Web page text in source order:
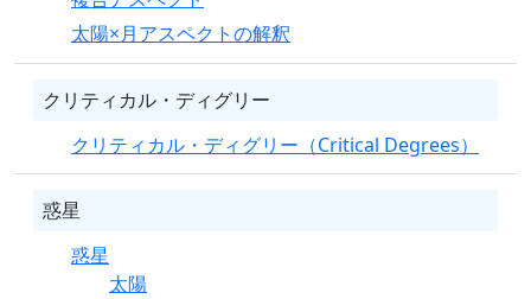
太陽×月アスペクトの解釈
クリティカル・ディグリー
クリティカル・ディグリー（Critical Degrees）
惑星
惑星
太陽